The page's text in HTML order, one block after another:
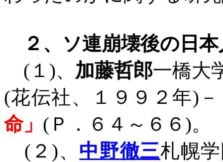
２、ソ連崩壊後の日
( １ )、 加藤哲郎一橋大
(花伝社、１９９２年) －
命」 ( Ｐ．６４～６６ )。
( ２ )、 中野徹三札幌